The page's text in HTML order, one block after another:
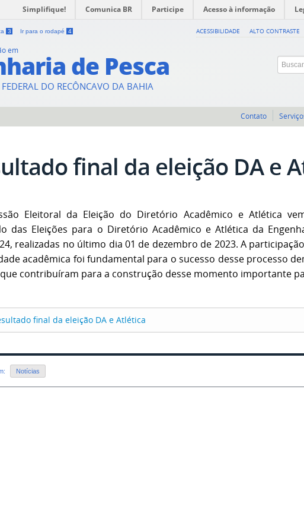
Simplifique! Comunica BR Participe Acesso à informação
3 Ir para o rodapé 4 ACESSIBILIDADE ALTO CONTRASTE
em de Pesca
DO RECÔNCAVO DA BAHIA
Contato
final da eleição DA e
Eleitoral da Eleição do Diretório Acadêmico e Atlética
das Eleições para o Diretório Acadêmico e Atlética da
realizadas no último dia 01 de dezembro de 2023. A
acadêmica foi fundamental para o sucesso desse processo
contribuíram para a construção desse momento importante
final da eleição DA e Atlética
Notícias